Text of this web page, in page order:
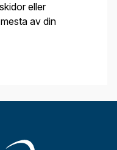
eller
av din